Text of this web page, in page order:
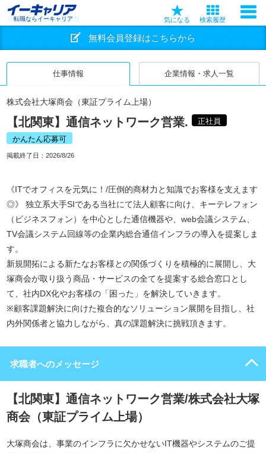
転職ならイーキャリア 気になる 検索履歴
無料会員登録はこちらから
仕事情報 企業情報・求人一覧
株式会社大塚商会（東証プライム上場）
【北関東】通信ネットワーク営業.
正社員
かんたん応募可
掲載終了日： 2026/8/26
《ITでオフィスを元気に！/圧倒的商材力と知識でお客様を支えます
◎》 独立系大手SIである当社にて法人顧客に向け、キーテレフォン
（ビジネスフォン）を中心とした通信機器や、web会議システム、
TV会議システム回線等の企業内総合通信インフラの導入を提案しま
す。
新規開拓による新たなお客様との関係づくりを積極的に展開し、大
塚商会が取り扱う商品・サービスの全てを提案する総合窓口とし
て、社内DX化やお客様の「困った」を解決していきます。
※顧客課題解決に向けた複合的なソリューション展開を目指し、社
内外関係者と協力しながら、真の課題解決に挑戦頂きます。
求職者へのメッセージ
【北関東】通信ネットワーク営業/株式会社大塚
商会（東証プライム上場）
大塚商会は、事業のインフラに欠かせないIT機器やシステムのご提